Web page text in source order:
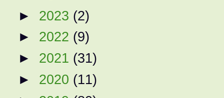
► 2023 (2)
► 2022 (9)
► 2021 (31)
► 2020 (11)